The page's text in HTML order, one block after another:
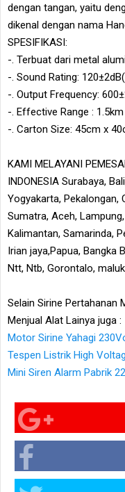
dengan tangan, yaitu
dikenal dengan nama
SPESIFIKASI:
-. Terbuat dari metal
-. Sound Rating:
-. Output Frequency:
-. Effective Range :
-. Carton Size: 45cm x
KAMI MELAYANI
INDONESIA Surabaya,
Yogyakarta, Pekalongan,
Sumatra, Aceh,
Kalimantan, Samarinda,
Irian jaya,Papua, Bangka
Ntt, Ntb, Gorontalo,
Selain Sirine Pertahanan
Menjual Alat Lainya juga :
Motor Sirine Yahagi
Tespen Listrik High
Mini Siren Alarm Pabrik